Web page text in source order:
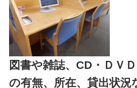
図書や雑誌、CD・ＤＶ
の有無、所在、貸出状況